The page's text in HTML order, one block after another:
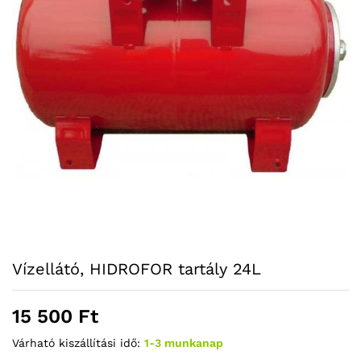
Vízellátó, HIDROFOR tartály 24L
15 500 Ft
Várható kiszállítási idő: 1-3 munkanap